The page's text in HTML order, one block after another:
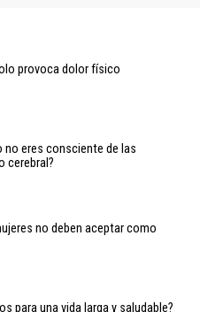
provoca dolor físico
no eres consciente de las
cerebral?
no deben aceptar como
para una vida larga y saludable?